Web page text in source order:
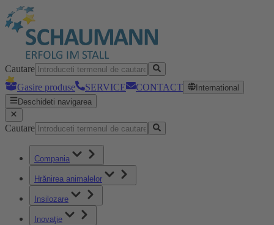
Cautare
Gasire produse
SERVICE CONTACT
International
Deschideti navigarea
Cautare
Compania
Hrănirea animalelor
Insilozare
Inovaţie